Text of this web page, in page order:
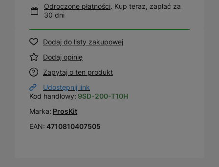
Odroczone płatności. Kup teraz, zapłać za
30 dni
Dodaj do listy zakupowej
Dodaj opinię
Zapytaj o ten produkt
Udostępnij link
Kod handlowy: 9SD-200-T10H
Marka: ProsKit
EAN: 4710810407505